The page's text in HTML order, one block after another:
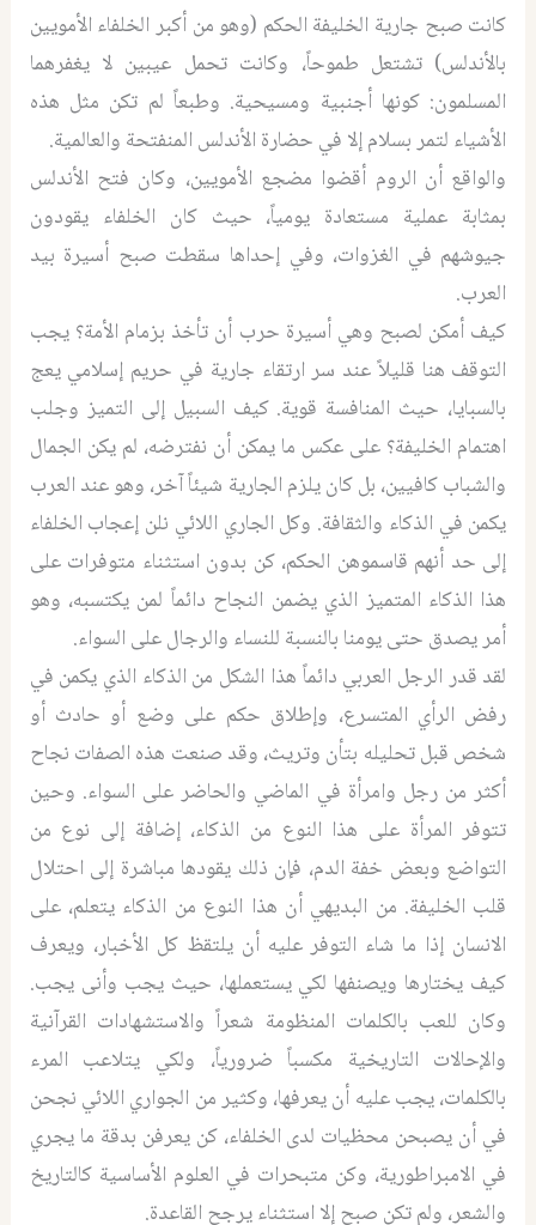
كانت صبح جارية الخليفة الحكم (وهو من أكبر الخلفاء الأمويين
بالأندلس) تشتعل طموحاً، وكانت تحمل عيبين لا يغفرهما
المسلمون: كونها أجنبية ومسيحية. وطبعاً لم تكن مثل هذه
الأشياء لتمر بسلام إلا في حضارة الأندلس المنفتحة والعالمية.
والواقع أن الروم أقضوا مضجع الأمويين، وكان فتح الأندلس
بمثابة عملية مستعادة يومياً، حيث كان الخلفاء يقودون
جيوشهم في الغزوات، وفي إحداها سقطت صبح أسيرة بيد
العرب.
كيف أمكن لصبح وهي أسيرة حرب أن تأخذ بزمام الأمة؟ يجب
التوقف هنا قليلاً عند سر ارتقاء جارية في حريم إسلامي يعج
بالسبايا، حيث المنافسة قوية. كيف السبيل إلى التميز وجلب
اهتمام الخليفة؟ على عكس ما يمكن أن نفترضه، لم يكن الجمال
والشباب كافيين، بل كان يلزم الجارية شيئاً آخر، وهو عند العرب
يكمن في الذكاء والثقافة. وكل الجاري اللائي نلن إعجاب الخلفاء
إلى حد أنهم قاسموهن الحكم، كن بدون استثناء متوفرات على
هذا الذكاء المتميز الذي يضمن النجاح دائماً لمن يكتسبه، وهو
أمر يصدق حتى يومنا بالنسبة للنساء والرجال على السواء.
لقد قدر الرجل العربي دائماً هذا الشكل من الذكاء الذي يكمن في
رفض الرأي المتسرع، وإطلاق حكم على وضع أو حادث أو
شخص قبل تحليله بتأن وتريث، وقد صنعت هذه الصفات نجاح
أكثر من رجل وامرأة في الماضي والحاضر على السواء. وحين
تتوفر المرأة على هذا النوع من الذكاء، إضافة إلى نوع من
التواضع وبعض خفة الدم، فإن ذلك يقودها مباشرة إلى احتلال
قلب الخليفة. من البديهي أن هذا النوع من الذكاء يتعلم، على
الانسان إذا ما شاء التوفر عليه أن يلتقظ كل الأخبار، ويعرف
كيف يختارها ويصنفها لكي يستعملها، حيث يجب وأنى يجب.
وكان للعب بالكلمات المنظومة شعراً والاستشهادات القرآنية
والإحالات التاريخية مكسباً ضرورياً، ولكي يتلاعب المرء
بالكلمات، يجب عليه أن يعرفها، وكثير من الجواري اللائي نجحن
في أن يصبحن محظيات لدى الخلفاء، كن يعرفن بدقة ما يجري
في الامبراطورية، وكن متبحرات في العلوم الأساسية كالتاريخ
والشعر، ولم تكن صبح إلا استثناء يرجح القاعدة.